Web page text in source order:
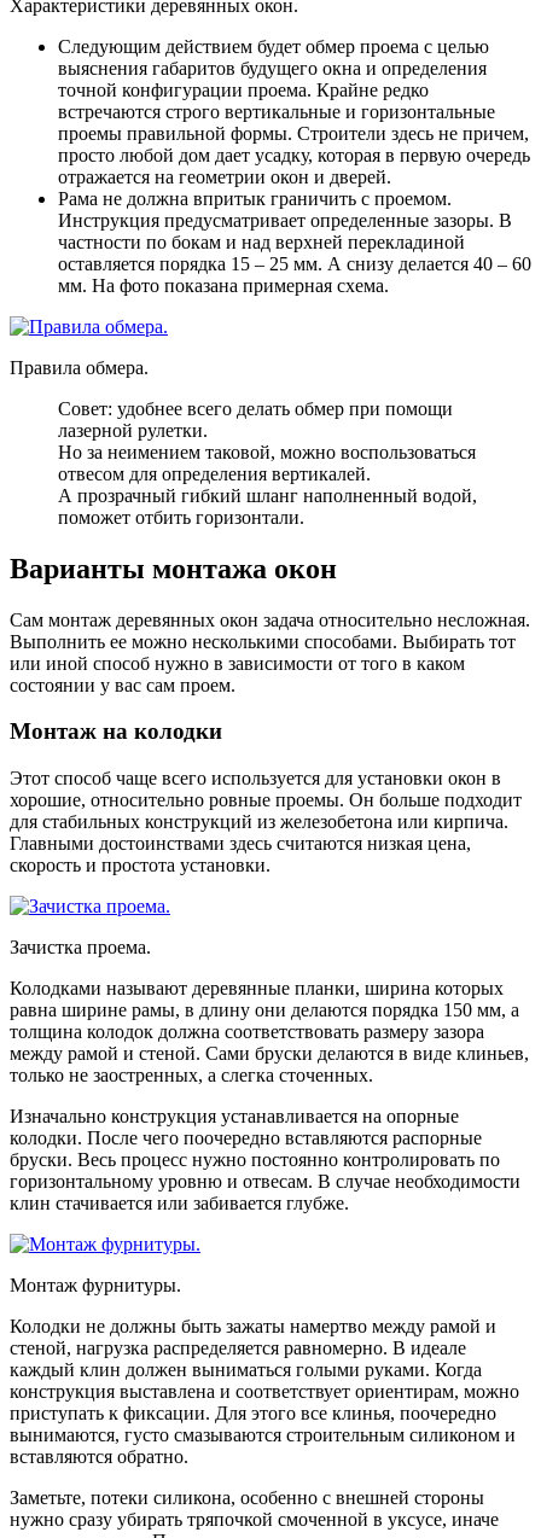
Характеристики деревянных окон.
Следующим действием будет обмер проема с целью
выяснения габаритов будущего окна и определения
точной конфигурации проема. Крайне редко
встречаются строго вертикальные и горизонтальные
проемы правильной формы. Строители здесь не причем,
просто любой дом дает усадку, которая в первую очередь
отражается на геометрии окон и дверей.
Рама не должна впритык граничить с проемом.
Инструкция предусматривает определенные зазоры. В
частности по бокам и над верхней перекладиной
оставляется порядка 15 – 25 мм. А снизу делается 40 – 60
мм. На фото показана примерная схема.
Правила обмера.
Совет: удобнее всего делать обмер при помощи
лазерной рулетки.
Но за неимением таковой, можно воспользоваться
отвесом для определения вертикалей.
А прозрачный гибкий шланг наполненный водой,
поможет отбить горизонтали.
Варианты монтажа окон
Сам монтаж деревянных окон задача относительно несложная.
Выполнить ее можно несколькими способами. Выбирать тот
или иной способ нужно в зависимости от того в каком
состоянии у вас сам проем.
Монтаж на колодки
Этот способ чаще всего используется для установки окон в
хорошие, относительно ровные проемы. Он больше подходит
для стабильных конструкций из железобетона или кирпича.
Главными достоинствами здесь считаются низкая цена,
скорость и простота установки.
Зачистка проема.
Колодками называют деревянные планки, ширина которых
равна ширине рамы, в длину они делаются порядка 150 мм, а
толщина колодок должна соответствовать размеру зазора
между рамой и стеной. Сами бруски делаются в виде клиньев,
только не заостренных, а слегка сточенных.
Изначально конструкция устанавливается на опорные
колодки. После чего поочередно вставляются распорные
бруски. Весь процесс нужно постоянно контролировать по
горизонтальному уровню и отвесам. В случае необходимости
клин стачивается или забивается глубже.
Монтаж фурнитуры.
Колодки не должны быть зажаты намертво между рамой и
стеной, нагрузка распределяется равномерно. В идеале
каждый клин должен выниматься голыми руками. Когда
конструкция выставлена и соответствует ориентирам, можно
приступать к фиксации. Для этого все клинья, поочередно
вынимаются, густо смазываются строительным силиконом и
вставляются обратно.
Заметьте, потеки силикона, особенно с внешней стороны
нужно сразу убирать тряпочкой смоченной в уксусе, иначе